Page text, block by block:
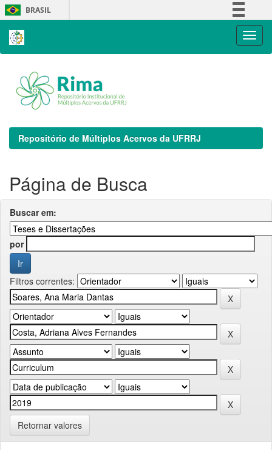
Skip
navigation
BRASIL
Repositório de Múltiplos Acervos da UFRRJ
Página de Busca
Buscar em:
por
Filtros correntes:
Retornar valores